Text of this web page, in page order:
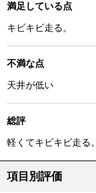
満足している点
キビキビ走る。
不満な点
天井が低い
総評
軽くてキビキビ走る。
項目別評価